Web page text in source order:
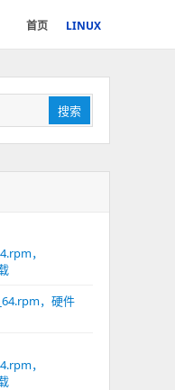
首页 LINUX
搜索
，
，硬件
，